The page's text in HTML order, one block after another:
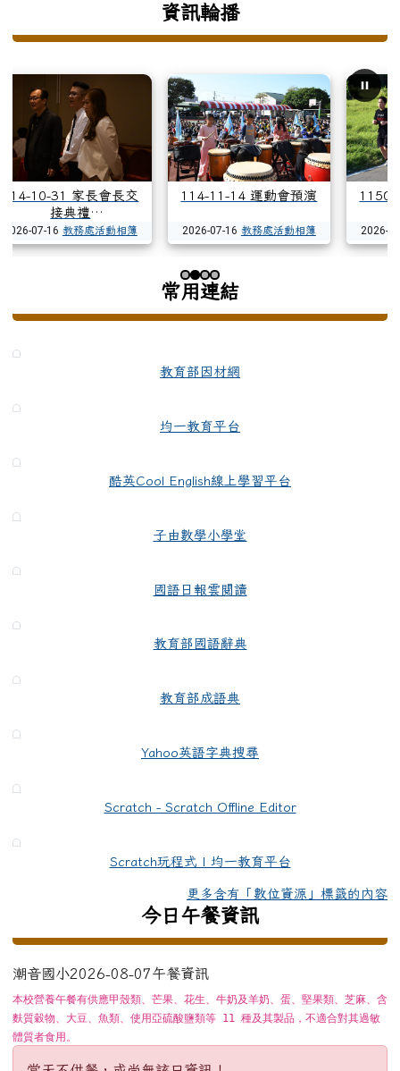
資訊輪播
114-10-31 家長會長交
接典禮
2026-07-16 教務處活動相簿
114-11-14 運動會預演
2026-07-16 教務處活動相簿 2026-
常用連結
教育部因材網
均一教育平台
酷英Cool English線上學習平台
子由數學小學堂
國語日報雲閱讀
教育部國語辭典
教育部成語典
Yahoo英語字典搜尋
Scratch - Scratch Offline Editor
Scratch玩程式 | 均一教育平台
更多含有「數位資源」標籤的內容
今日午餐資訊
潮音國小2026-08-07午餐資訊
本校營養午餐有供應甲殼類、芒果、花生、牛奶及羊奶、蛋、堅果類、芝麻、含
麩質穀物、大豆、魚類、使用亞硫酸鹽類等 11 種及其製品，不適合對其過敏
體質者食用。